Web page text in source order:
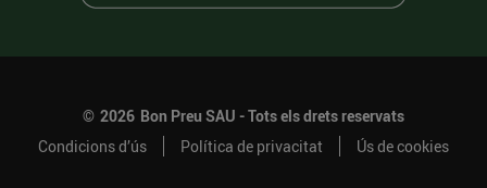
© 2026 Bon Preu SAU - Tots els drets reservats
Condicions d’ús
Política de privacitat Ús de cookies